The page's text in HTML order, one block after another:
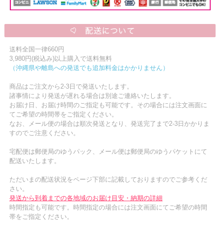
送料全国一律660円
3,980円(税込み)以上購入で送料無料
（沖縄県や離島への発送でも追加料金はかかりません）
商品はご注文から2-3日で発送いたします。
諸事情により発送が遅れる場合は別途ご連絡いたします。
お届け日、お届け時間のご指定も可能です。その場合には注文画面に
てご希望の時間帯をご指定ください。
なお、メール便の場合は順次発送となり、発送完了まで2-3日かかりま
すのでご注意ください。
宅配便は郵便局のゆうパック、メール便は郵便局のゆうパケットにて
配送いたします。
ただいまの配送状況をページ下部に記載しておりますのでご参考くだ
さい。
発送から到着までの各地域のお届け目安・納期の詳細
時間指定も可能です。時間指定の場合には注文画面にてご希望の時間
帯をご指定ください。